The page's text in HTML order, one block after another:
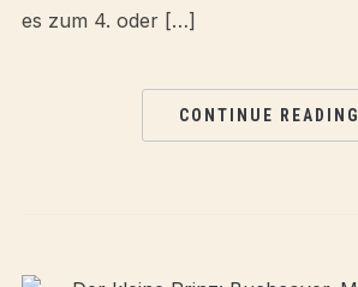
es zum 4. oder […]
CONTINUE READING